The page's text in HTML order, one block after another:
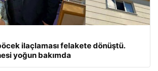
ilaçlaması felakete dönüştü.
yoğun bakımda